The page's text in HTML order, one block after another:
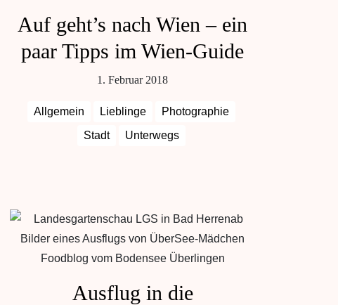
Auf geht’s nach Wien – ein
paar Tipps im Wien-Guide
1. Februar 2018
Allgemein Lieblinge
Photographie
Stadt
Unterwegs
Ausflug in die